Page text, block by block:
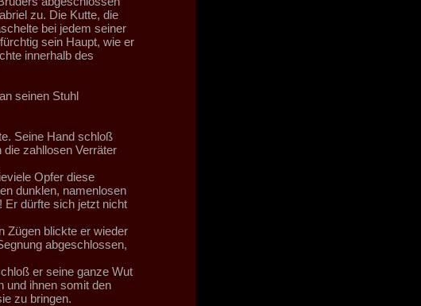
zu. Die Kutte, die
bei jedem seiner
sein Haupt, wie er
innerhalb des
seinen Stuhl
Seine Hand schloß
zahllosen Verräter
Opfer diese
dunklen, namenlosen
Er dürfte sich jetzt nicht
Zügen blickte er wieder
abgeschlossen,
er seine ganze Wut
und ihnen somit den
zu bringen.